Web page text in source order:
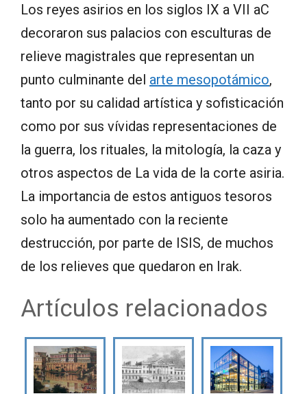
Los reyes asirios en los siglos IX a VII aC
decoraron sus palacios con esculturas de
relieve magistrales que representan un
punto culminante del arte mesopotámico,
tanto por su calidad artística y sofisticación
como por sus vívidas representaciones de
la guerra, los rituales, la mitología, la caza y
otros aspectos de La vida de la corte asiria.
La importancia de estos antiguos tesoros
solo ha aumentado con la reciente
destrucción, por parte de ISIS, de muchos
de los relieves que quedaron en Irak.
Artículos relacionados